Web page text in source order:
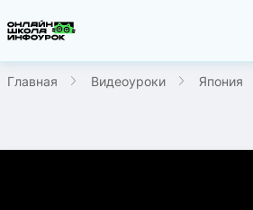
Главная Видеоуроки Япония